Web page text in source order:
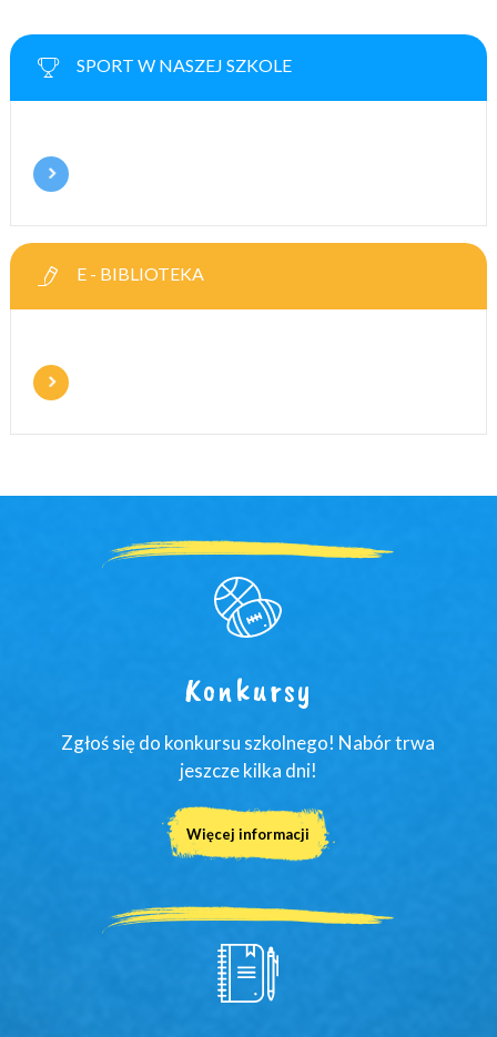
SPORT W NASZEJ SZKOLE
E - BIBLIOTEKA
Konkursy
Zgłoś się do konkursu szkolnego! Nabór trwa
jeszcze kilka dni!
Więcej informacji